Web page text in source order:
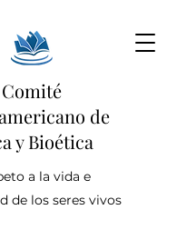
Comité
de
y Bioética
a la vida e
de los seres vivos